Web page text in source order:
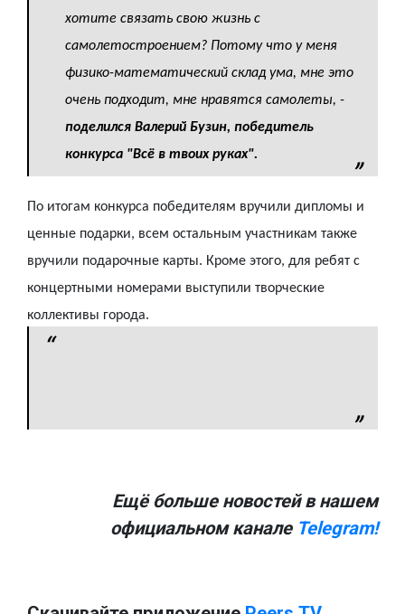
хотите связать свою жизнь с
самолетостроением? Потому что у меня
физико-математический склад ума, мне это
очень подходит, мне нравятся самолеты, -
поделился Валерий Бузин, победитель
конкурса "Всё в твоих руках".
По итогам конкурса победителям вручили дипломы и
ценные подарки, всем остальным участникам также
вручили подарочные карты. Кроме этого, для ребят с
концертными номерами выступили творческие
коллективы города.​​​​​​​
Ещё больше новостей в нашем
официальном канале Telegram!